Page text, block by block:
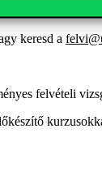
minimálisan
keresd a
felvételi